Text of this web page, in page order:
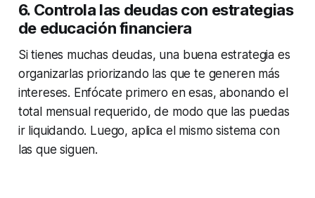
6. Controla las deudas con estrategias
de educación financiera
Si tienes muchas deudas, una buena estrategia es
organizarlas priorizando las que te generen más
intereses. Enfócate primero en esas, abonando el
total mensual requerido, de modo que las puedas
ir liquidando. Luego, aplica el mismo sistema con
las que siguen.